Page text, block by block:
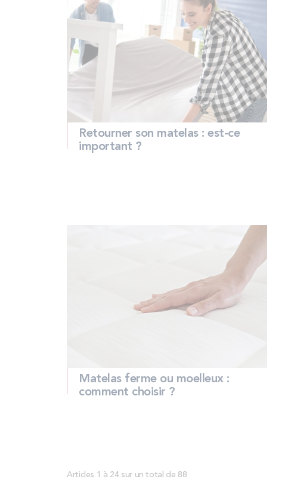
Retourner son matelas : est-ce
important ?
Matelas ferme ou moelleux :
comment choisir ?
Articles 1 à 24 sur un total de 88